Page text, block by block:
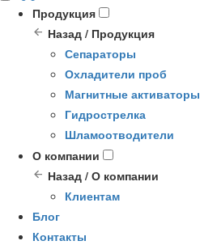
Продукция
Назад / Продукция
Сепараторы
Охладители проб
Магнитные активаторы
Гидрострелка
Шламоотводители
О компании
Назад / О компании
Клиентам
Блог
Контакты